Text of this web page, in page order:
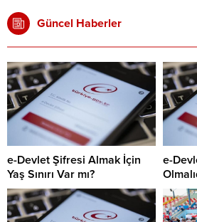
Güncel Haberler
e-Devlet Şifresi Almak İçin
Yaş Sınırı Var mı?
e-